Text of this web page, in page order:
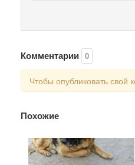
Комментарии 0
Чтобы опубликовать
Похожие